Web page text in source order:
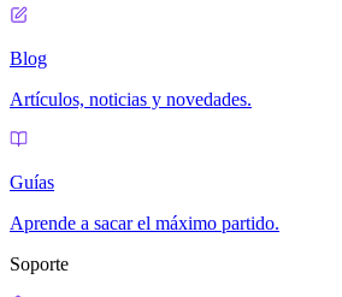
Blog
Artículos, noticias y novedades.
Guías
Aprende a sacar el máximo partido.
Soporte